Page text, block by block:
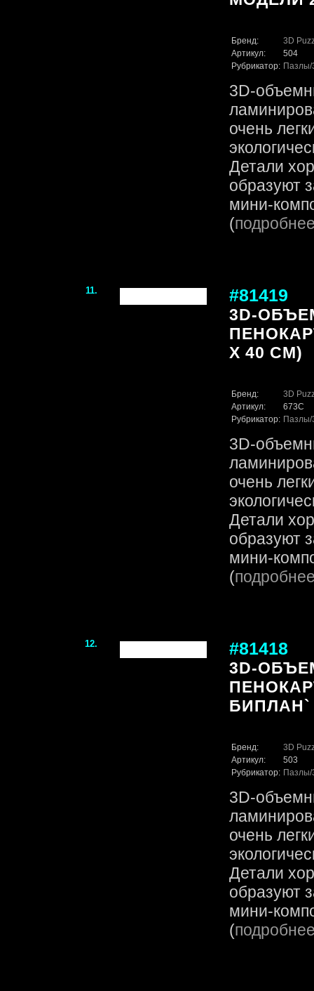
Бренд:
3D
Артикул:
504
Рубрикатор: Пазлы/
3D-
очень
Детали
образуют
мини-
(
11. #81419
3D-
X 40 СМ)
Бренд:
3D
Артикул:
673C
Рубрикатор: Пазлы/
3D-
очень
Детали
образуют
мини-
(
12. #81418
3D-
БИПЛАН`
Бренд:
3D
Артикул:
503
Рубрикатор: Пазлы/
3D-
очень
Детали
образуют
мини-
(